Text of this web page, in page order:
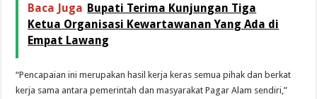
Baca Juga Bupati Terima Kunjungan Tiga
Ketua Organisasi Kewartawanan Yang Ada di
Empat Lawang
“Pencapaian ini merupakan hasil kerja keras semua pihak dan berkat
kerja sama antara pemerintah dan masyarakat Pagar Alam sendiri,”